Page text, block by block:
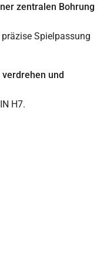
zentralen Bohrung
Spielpassung
und
H7.